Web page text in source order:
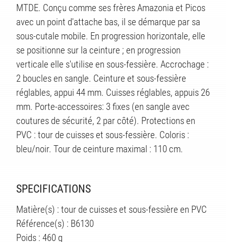
MTDE. Conçu comme ses frères Amazonia et Picos
avec un point d'attache bas, il se démarque par sa
sous-cutale mobile. En progression horizontale, elle
se positionne sur la ceinture ; en progression
verticale elle s'utilise en sous-fessière. Accrochage :
2 boucles en sangle. Ceinture et sous-fessière
réglables, appui 44 mm. Cuisses réglables, appuis 26
mm. Porte-accessoires: 3 fixes (en sangle avec
coutures de sécurité, 2 par côté). Protections en
PVC : tour de cuisses et sous-fessière. Coloris :
bleu/noir. Tour de ceinture maximal : 110 cm.
SPECIFICATIONS
Matière(s) : tour de cuisses et sous-fessière en PVC
Référence(s) : B6130
Poids : 460 g